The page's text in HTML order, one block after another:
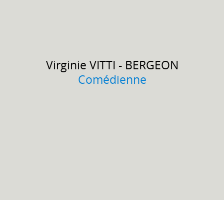
Virginie VITTI - BERGEON
Comédienne